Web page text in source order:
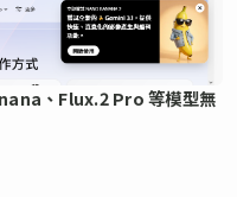
、Flux.2 Pro 等模型無